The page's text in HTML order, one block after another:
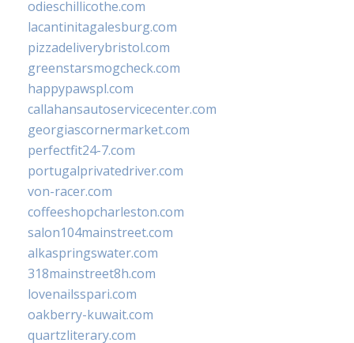
odieschillicothe.com
lacantinitagalesburg.com
pizzadeliverybristol.com
greenstarsmogcheck.com
happypawspl.com
callahansautoservicecenter.com
georgiascornermarket.com
perfectfit24-7.com
portugalprivatedriver.com
von-racer.com
coffeeshopcharleston.com
salon104mainstreet.com
alkaspringswater.com
318mainstreet8h.com
lovenailsspari.com
oakberry-kuwait.com
quartzliterary.com